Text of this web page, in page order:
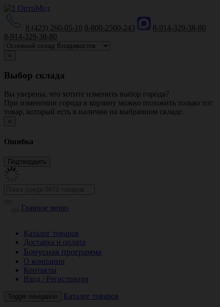
8 (423) 260-05-10 8-800-2500-243
8-914-329-38-80
8-914-329-38-80
×
Выбор склада
Вы уверены, что хотите изменить выбор города?
При изменении города в корзину можно положить только тот
товар, который есть в наличии на выбранном складе.
×
Ошибка
Главное меню
Каталог товаров
Доставка и оплата
Бонусная программа
О компании
Контакты
Вход / Регистрация
Toggle navigation Каталог товаров